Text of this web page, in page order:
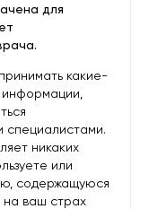
для
какие-
специалистами.
никаких
или
содержащуюся
на ваш страх